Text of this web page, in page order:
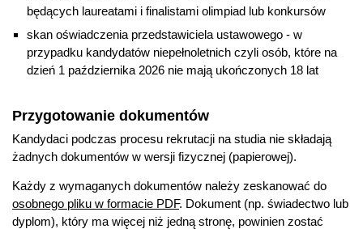
będących laureatami i finalistami olimpiad lub konkursów
skan oświadczenia przedstawiciela ustawowego - w
przypadku kandydatów niepełnoletnich czyli osób, które na
dzień 1 października 2026 nie mają ukończonych 18 lat
Przygotowanie dokumentów
Kandydaci podczas procesu rekrutacji na studia nie składają
żadnych dokumentów w wersji fizycznej (papierowej).
Każdy z wymaganych dokumentów należy zeskanować do
osobnego pliku w formacie PDF. Dokument (np. świadectwo lub
dyplom), który ma więcej niż jedną stronę, powinien zostać